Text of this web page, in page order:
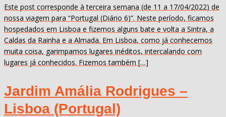
Este post corresponde à terceira semana (de 11 a 17/04/2022) de
nossa viagem para “Portugal (Diário 6)”. Neste período, ficamos
hospedados em Lisboa e fizemos alguns bate e volta a Sintra, a
Caldas da Rainha e a Almada. Em Lisboa, como já conhecemos
muita coisa, garimpamos lugares inéditos, intercalando com
lugares já conhecidos. Fizemos também […]
Jardim Amália Rodrigues –
Lisboa (Portugal)